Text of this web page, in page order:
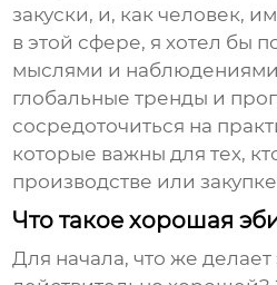
закуски, и, как человек,
в этой сфере, я хотел бы
мыслями и
глобальные тренды и
сосредоточиться на
которые важны для тех,
производстве или
Что такое хорошая
Для начала, что же делает